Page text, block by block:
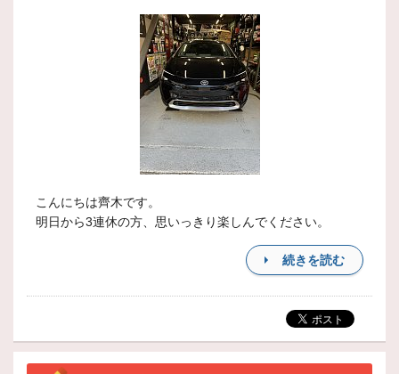
こんにちは齊木です。
明日から3連休の方、思いっきり楽しんでください。
続きを読む